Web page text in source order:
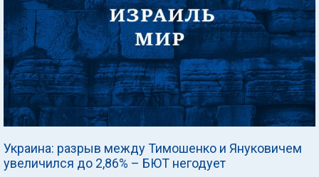
Украина: разрыв между Тимошенко и Януковичем
увеличился до 2,86% – БЮТ негодует